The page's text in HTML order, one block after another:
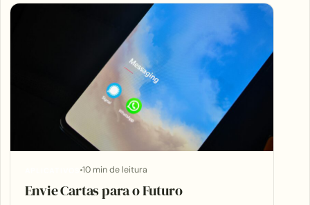
Articles
10 min de leitura
Envie Cartas para o Futuro